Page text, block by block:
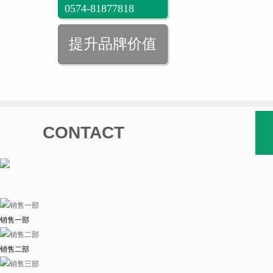
0574-81877818
(0)13566009709
提升品牌价值
CONTACT
销售一部
销售二部